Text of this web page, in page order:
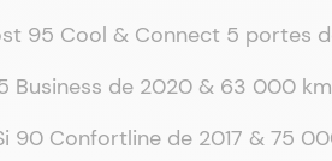
95 Cool & Connect 5 portes
Business de 2020 & 63 000
90 Confortline de 2017 & 75